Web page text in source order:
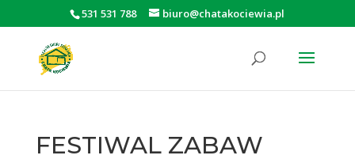
Otwórz pasek narzędzi
531 531 788 biuro@chatakociewia.pl
FESTIWAL ZABAW